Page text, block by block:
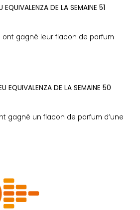
DE LA SEMAINE 51
gagné leur flacon de parfum
EQUIVALENZA DE LA SEMAINE 50
gagné un flacon de parfum d’une